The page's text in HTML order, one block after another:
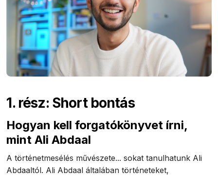
1. rész: Short bontás
Hogyan kell forgatókönyvet írni,
mint Ali Abdaal
A történetmesélés művészete... sokat tanulhatunk Ali
Abdaaltól. Ali Abdaal általában történeteket,